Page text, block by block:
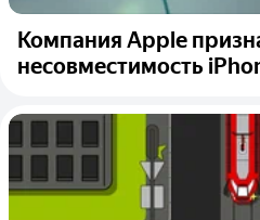
Компания Apple
несовместимость